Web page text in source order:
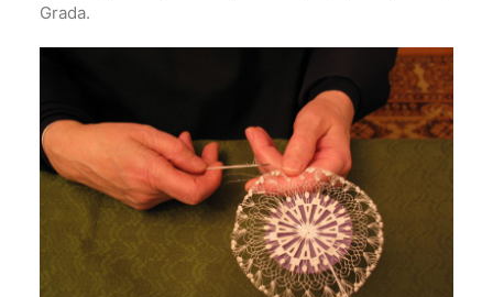
Grada.